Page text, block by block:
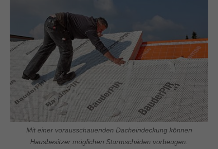
Mit einer vorausschauenden Dacheindeckung können
Hausbesitzer möglichen Sturmschäden vorbeugen.